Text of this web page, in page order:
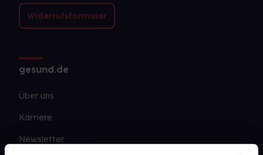
Widerrufsformular
gesund.de
Über uns
Karriere
Newsletter